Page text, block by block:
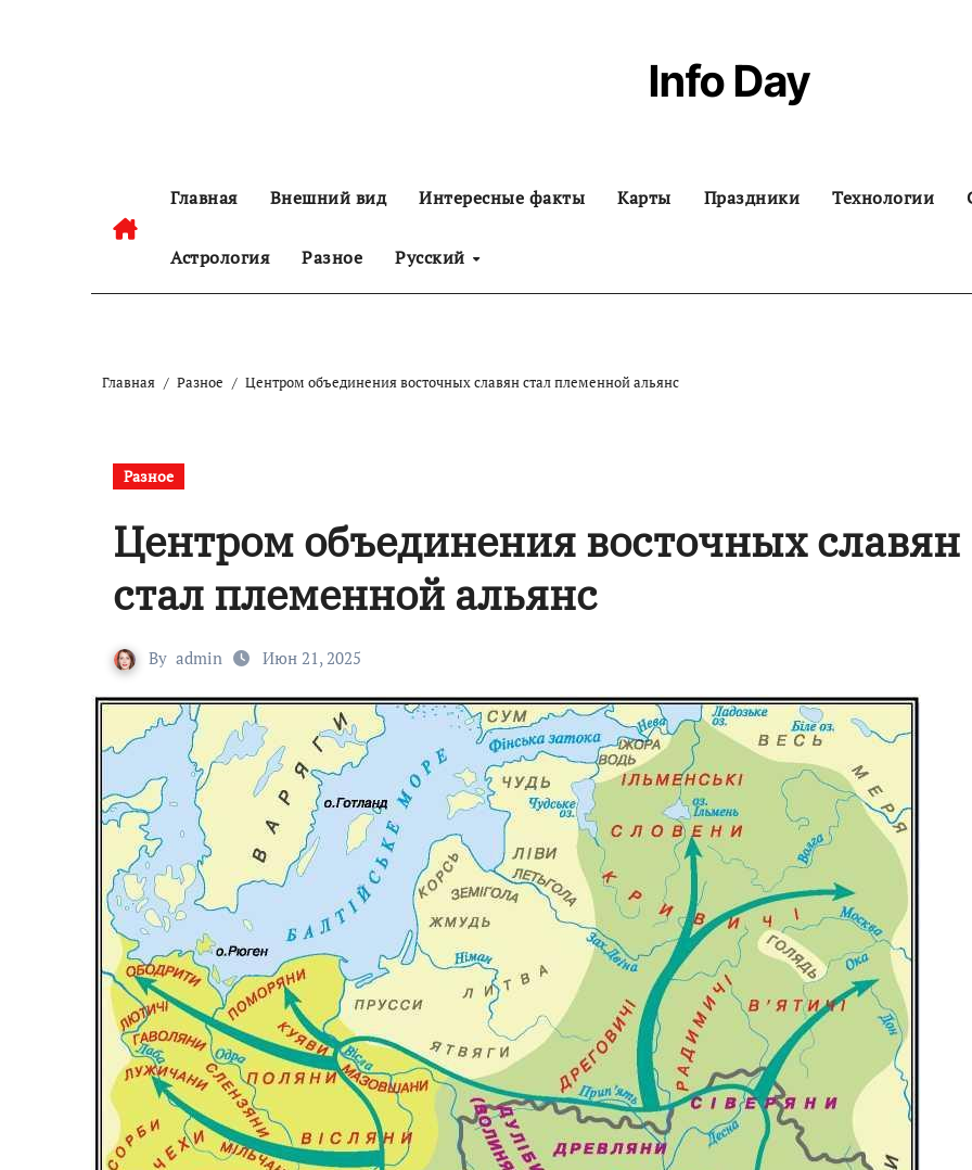
Info Day
Главная Внешний вид Интересные факты Карты Праздники Технологии
Астрология Разное Русский
Главная Разное Центром объединения восточных славян стал племенной альянс
Разное
Центром объединения восточных славян
стал племенной альянс
By admin Июн 21, 2025